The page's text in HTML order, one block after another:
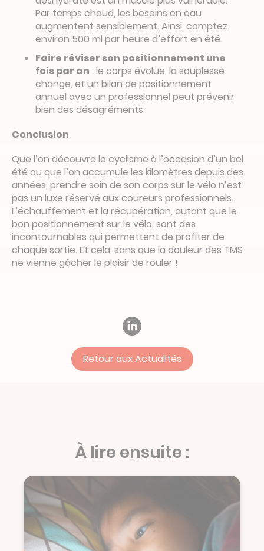
Par temps chaud, les besoins en eau
augmentent sensiblement. Ainsi, comptez
environ 500 ml par heure d’effort en été.
Faire réviser son positionnement une
fois par an : le corps évolue, la souplesse
change, et un bilan de positionnement
annuel avec un professionnel peut prévenir
bien des désagréments.
Conclusion
Que l’on découvre le cyclisme à l’occasion d’un bel
été ou que l’on accumule les kilomètres depuis des
années, prendre soin de son corps sur le vélo n’est
pas un luxe réservé aux coureurs professionnels.
L’échauffement et la récupération, autant que le
bon positionnement sur le vélo, sont des
incontournables qui permettent de profiter de
chaque sortie. Et cela, sans que la douleur des TMS
ne vienne gâcher le plaisir de rouler !
Retour aux Actualités
À lire ensuite :